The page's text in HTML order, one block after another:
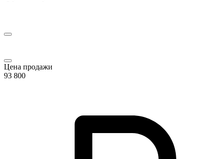
Цена продажи
93 800